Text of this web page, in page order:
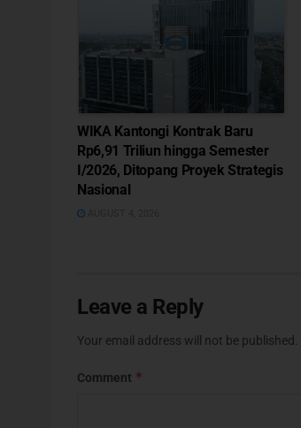
WIKA Kantongi Kontrak Baru
Rp6,91 Triliun hingga Semester
I/2026, Ditopang Proyek Strategis
Nasional
Leave a Reply
Your email address will not be published.
Comment *